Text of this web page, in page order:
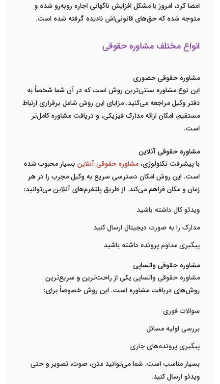
امضا کرد، امروز با مشکل افزایش ناگهانی اجاره روبه‌رو شده و
متوجه شده که حق‌های قانونی‌اش نادیده گرفته شده است.
انواع مختلف مشاوره حقوقی
مشاوره حقوقی حضوری
این نوع مشاوره سنتی‌ترین روش است که در آن شما شخصاً به
دفتر وکیل مراجعه می‌کنید. مزایای این روش شامل برقراری ارتباط
مستقیم، امکان ارائه مدارک فیزیکی، و دریافت مشاوره کامل‌تر
است.
مشاوره حقوقی آنلاین
با پیشرفت تکنولوژی، مشاوره حقوقی آنلاین بسیار محبوب شده
است. این روش امکان دسترسی سریع به وکیل مجرب را در هر
زمان و مکان فراهم می‌کند. از طریق پلتفرم‌های آنلاین می‌توانید:
ویدئو کال داشته باشید
مدارک را به صورت دیجیتال ارسال کنید
پیگیری مداوم پرونده داشته باشید
مشاوره حقوقی واتساپی
مشاوره حقوقی واتساپییکی از راحت‌ترین و سریع‌ترین
روش‌های دریافت مشاوره است. این روش خصوصاً برای:
سوالات فوری
بررسی اولیه مسائل
پیگیری پرونده‌های جاری
بسیار مناسب است. شما می‌توانید متن، صوت، تصویر و حتی
ویدئو ارسال کنید.